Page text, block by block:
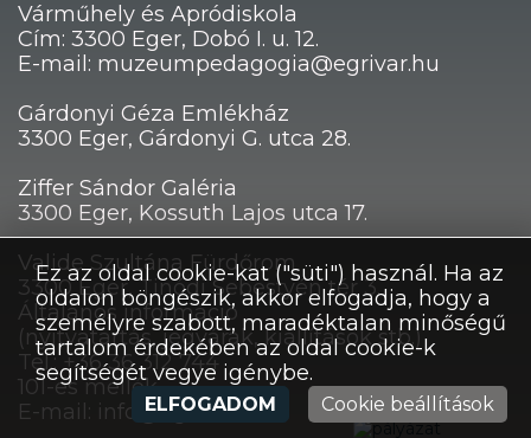
Ez az oldal cookie-kat ("süti") használ. Ha az
oldalon böngészik, akkor elfogadja, hogy a
személyre szabott, maradéktalan minőségű
tartalom érdekében az oldal cookie-k
segítségét vegye igénybe.
Cookie beállítások
ELFOGADOM
Várműhely és Apródiskola
Cím: 3300 Eger, Dobó I. u. 12.
E-mail: muzeumpedagogia@egrivar.hu
Gárdonyi Géza Emlékház
3300 Eger, Gárdonyi G. utca 28.
Ziffer Sándor Galéria
3300 Eger, Kossuth Lajos utca 17.
Valide Szultána Fürdőrom
3300 Eger, Tinódi Sebestyén tér 3.
Általános információ
(nyitvatartás, jegyárak, kiállítások stb.)
Tel.: +36 36 312 744
101-es mellék
E-mail: info@egrivar.hu